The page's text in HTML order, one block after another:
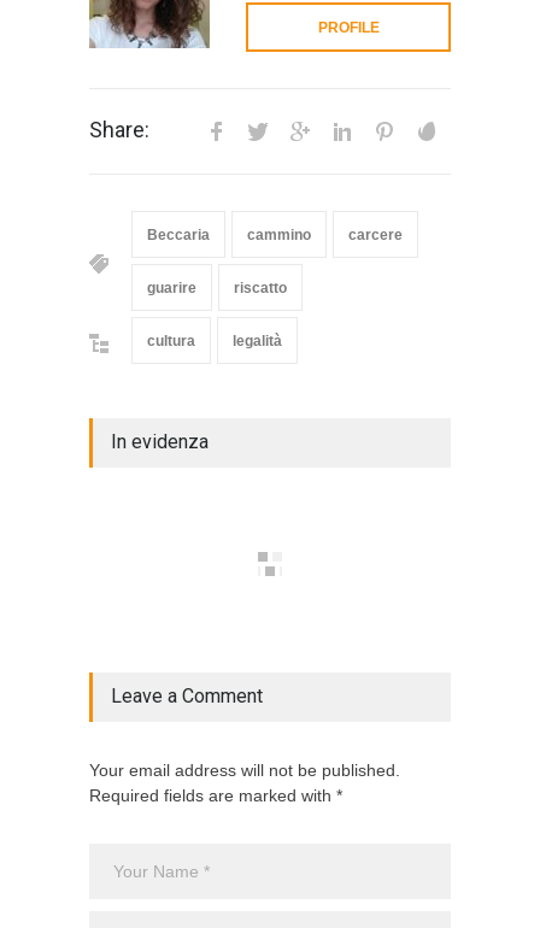
PROFILE
Share:
Beccaria cammino carcere
guarire riscatto
cultura legalità
In evidenza
Leave a Comment
Your email address will not be published.
Required fields are marked with *